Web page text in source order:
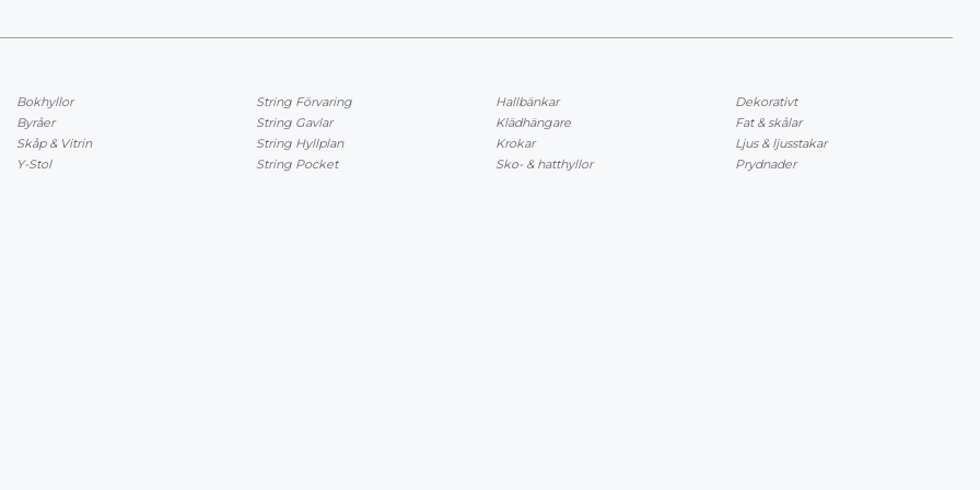
Bokhyllor
Byråer
Skåp & Vitrin
Y-Stol
String Förvaring
String Gavlar
String Hyllplan
String Pocket
Hallbänkar
Klädhängare
Krokar
Sko- & hatthyllor
Dekorativt
Fat & skålar
Ljus & ljusstakar
Prydnader